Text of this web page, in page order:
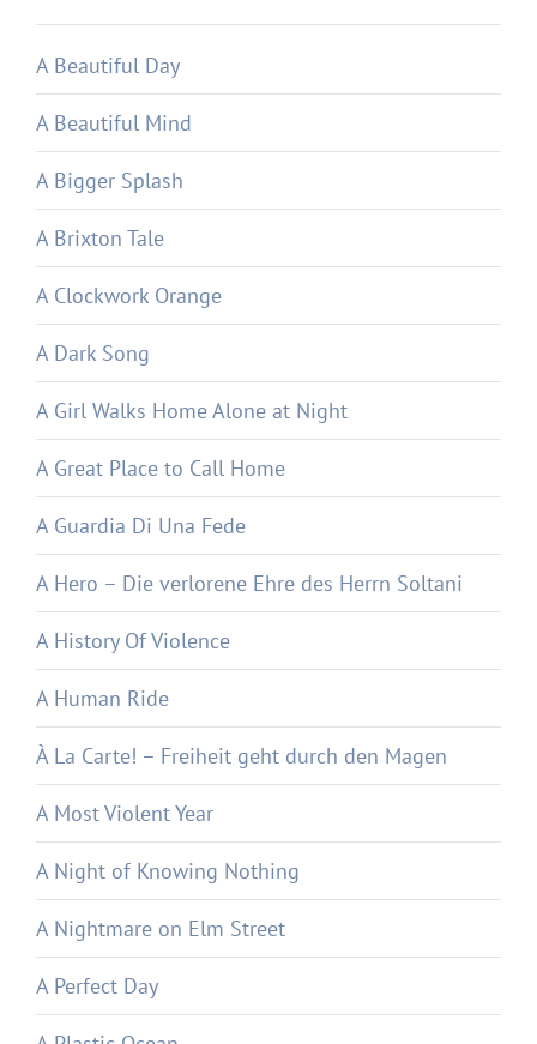
A Beautiful Day
A Beautiful Mind
A Bigger Splash
A Brixton Tale
A Clockwork Orange
A Dark Song
A Girl Walks Home Alone at Night
A Great Place to Call Home
A Guardia Di Una Fede
A Hero – Die verlorene Ehre des Herrn Soltani
A History Of Violence
A Human Ride
À La Carte! – Freiheit geht durch den Magen
A Most Violent Year
A Night of Knowing Nothing
A Nightmare on Elm Street
A Perfect Day